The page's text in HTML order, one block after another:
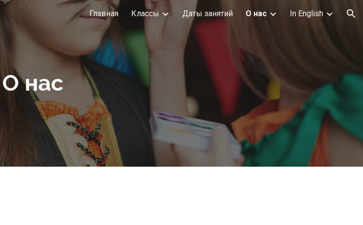
Skip to navigation
Главная Классы Даты занятий О нас In English
О нас